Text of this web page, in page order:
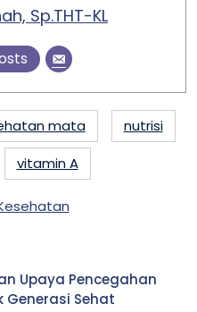
Sp.THT-KL
mata
nutrisi
vitamin A
Upaya Pencegahan
Generasi Sehat